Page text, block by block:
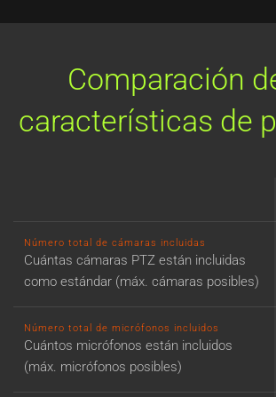
Comparación
características de
Número total de cámaras incluidas
Cuántas cámaras PTZ están incluidas
como estándar (máx. cámaras posibles)
Número total de micrófonos incluidos
Cuántos micrófonos están incluidos
(máx. micrófonos posibles)